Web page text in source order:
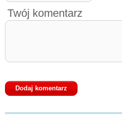
Twój komentarz